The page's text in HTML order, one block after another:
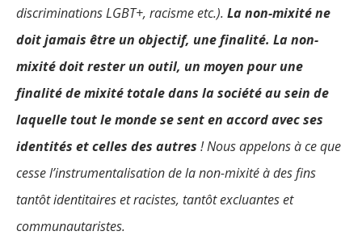
discriminations LGBT+, racisme etc.). La non-mixité ne
doit jamais être un objectif, une finalité. La non-
mixité doit rester un outil, un moyen pour une
finalité de mixité totale dans la société au sein de
laquelle tout le monde se sent en accord avec ses
identités et celles des autres ! Nous appelons à ce que
cesse l’instrumentalisation de la non-mixité à des fins
tantôt identitaires et racistes, tantôt excluantes et
communautaristes.